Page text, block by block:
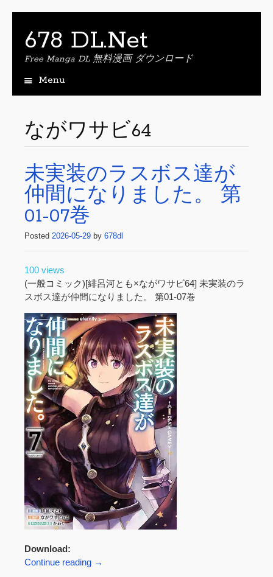
678 DL.Net
Free Manga DL 無料漫画 ダウンロード
Menu
p
t
c
o
n
e
ながワサビ64
未実装のラスボス達が
仲間になりました。 第
01-07巻
Posted 2026-05-29 by 678dl
100 views
(一般コミック)[緋呂河とも×ながワサビ64] 未実装のラ
スボス達が仲間になりました。 第01-07巻
Download:
Continue reading →